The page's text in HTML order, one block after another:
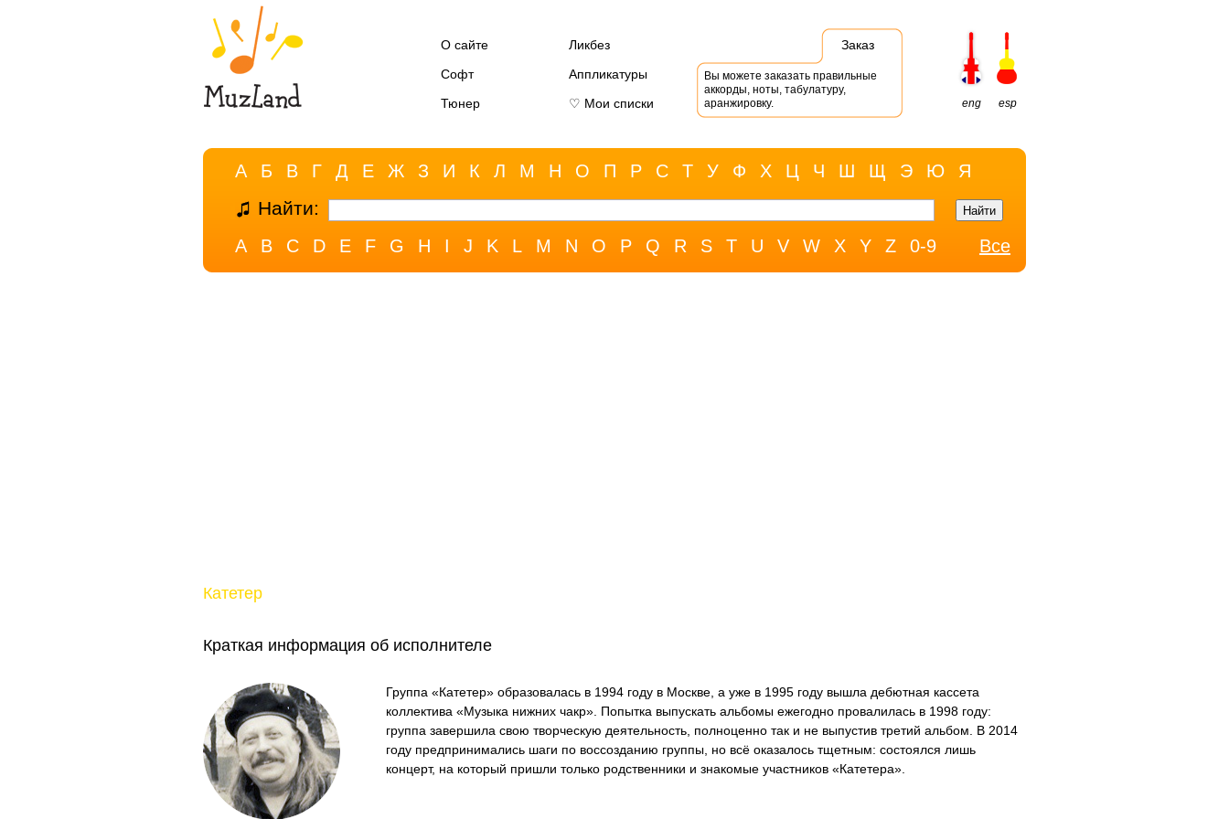
О сайте
Ликбез
Софт
Аппликатуры
Тюнер
♡ Мои списки
Заказ
Вы можете заказать правильные
аккорды, ноты, табулатуру,
аранжировку.
eng esp
А Б В Г Д Е Ж З И К Л М Н О П Р С Т У Ф Х Ц Ч Ш Щ Э Ю Я
Найти:
A B C D E F G H I J K L M N O P Q R S T U V W X Y Z 0-9 Все
Катетер
Краткая информация об исполнителе
Группа «Катетер» образовалась в 1994 году в Москве, а уже в 1995 году вышла дебютная кассета
коллектива «Музыка нижних чакр». Попытка выпускать альбомы ежегодно провалилась в 1998 году:
группа завершила свою творческую деятельность, полноценно так и не выпустив третий альбом. В 2014
году предпринимались шаги по воссозданию группы, но всё оказалось тщетным: состоялся лишь
концерт, на который пришли только родственники и знакомые участников «Катетера».